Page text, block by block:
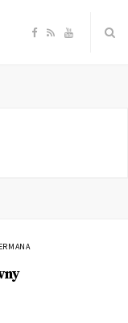
F R Y